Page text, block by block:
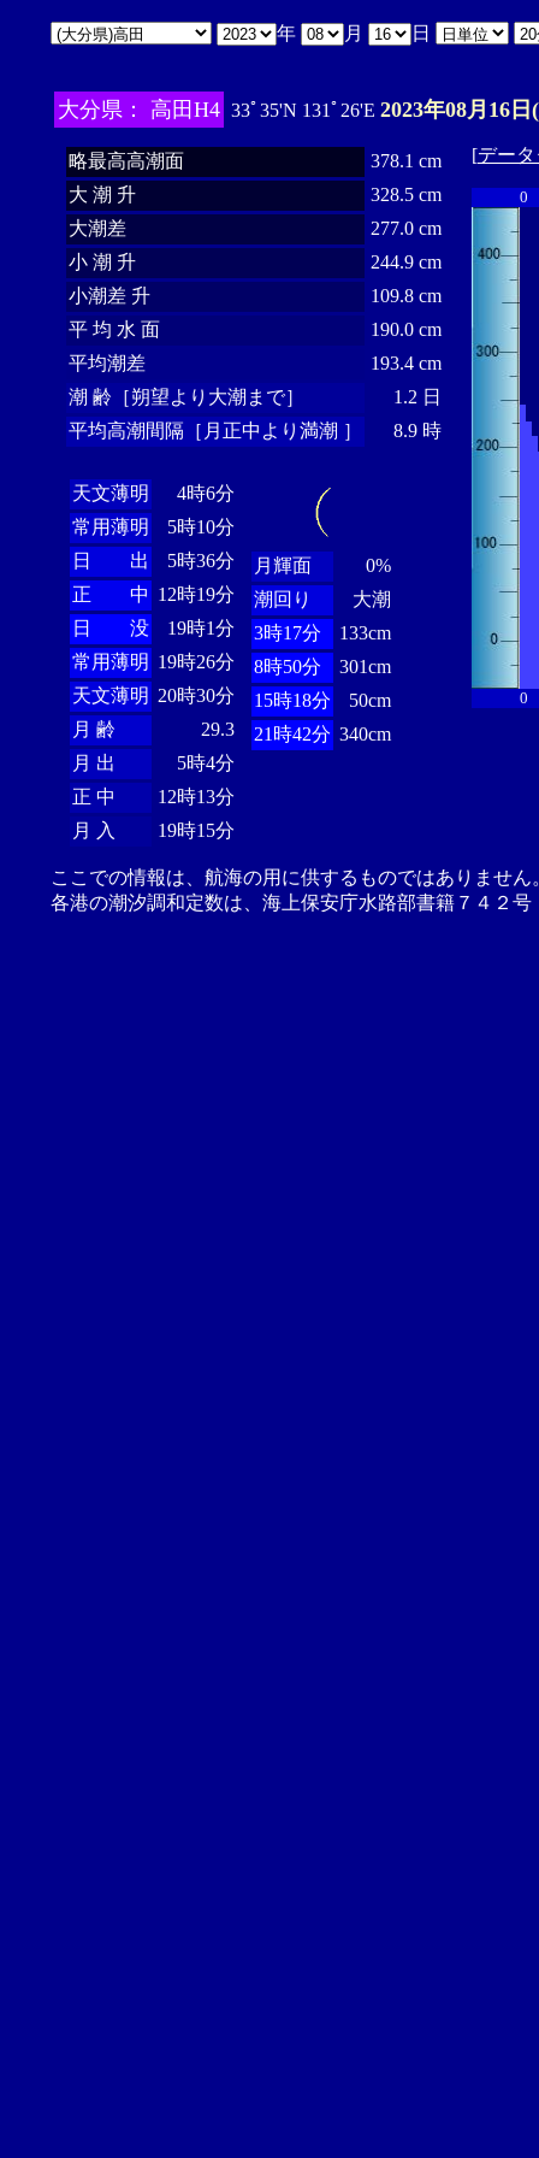
年 月 日
大分県： 高田H4 33ﾟ35'N 131ﾟ26'E 2023年08月16日
略最高高潮面
378.1 cm
大 潮 升
328.5 cm
大潮差
277.0 cm
小 潮 升
244.9 cm
小潮差 升
109.8 cm
平 均 水 面
190.0 cm
平均潮差
193.4 cm
潮 齢［朔望より大潮まで］
1.2 日
平均高潮間隔［月正中より満潮 ］
8.9 時
天文薄明
4時6分
常用薄明
5時10分
日 出
5時36分
正 中 12時19分
日 没
19時1分
常用薄明 19時26分
天文薄明 20時30分
月 齢
29.3
月 出
5時4分
正 中
12時13分
月 入
19時15分
月輝面
0%
潮回り
大潮
3時17分
133cm
8時50分
301cm
15時18分
50cm
21時42分 340cm
[デー
0
0
ここでの情報は、航海の用に供するものではありませ
各港の潮汐調和定数は、海上保安庁水路部書籍７４２